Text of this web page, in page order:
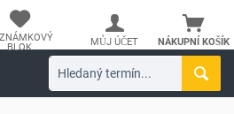
NÁKUPNÍ KOŠÍK
BLOK
MŮJ ÚČET